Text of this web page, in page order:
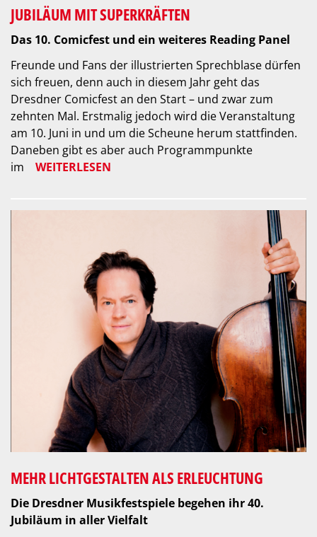
JUBILÄUM MIT SUPERKRÄFTEN
Das 10. Comicfest und ein weiteres Reading Panel
Freunde und Fans der illustrierten Sprechblase dürfen
sich freuen, denn auch in diesem Jahr geht das
Dresdner Comicfest an den Start – und zwar zum
zehnten Mal. Erstmalig jedoch wird die Veranstaltung
am 10. Juni in und um die Scheune herum stattfinden.
Daneben gibt es aber auch Programmpunkte
im
WEITERLESEN
MEHR LICHTGESTALTEN ALS ERLEUCHTUNG
Die Dresdner Musikfestspiele begehen ihr 40.
Jubiläum in aller Vielfalt